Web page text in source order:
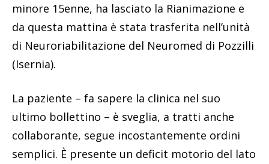
minore 15enne, ha lasciato la Rianimazione e
da questa mattina è stata trasferita nell’unità
di Neuroriabilitazione del Neuromed di Pozzilli
(Isernia).
La paziente – fa sapere la clinica nel suo
ultimo bollettino – è sveglia, a tratti anche
collaborante, segue incostantemente ordini
semplici. È presente un deficit motorio del lato